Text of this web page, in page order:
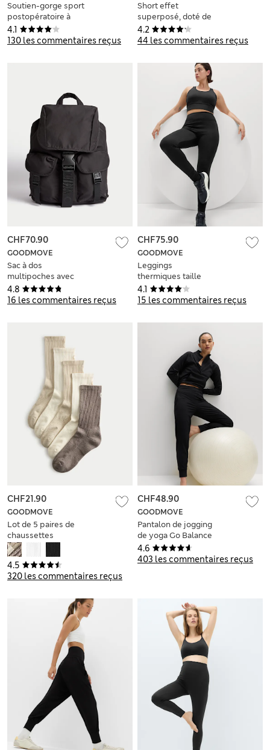
4.1
130 les commentaires reçus
Soutien-gorge sport
postopératoire à
maintien moyen,
bonnets S à XL
4.2
44 les commentaires reçus
Short effet
superposé, doté de
la technologie
Stormwear™
4.8
16 les commentaires reçus
GOODMOVE
Sac à dos
multipoches avec
cordon
CHF70.90
4.1
15 les commentaires reçus
GOODMOVE
Leggings
thermiques taille
haute doublés en
polaire
CHF75.90
4.5
320 les commentaires reçus
GOODMOVE
Lot de 5 paires de
chaussettes
matelassées en
coton
CHF21.90
4.6
403 les commentaires reçus
GOODMOVE
Pantalon de jogging
de yoga Go Balance
à ourlet resserré
CHF48.90